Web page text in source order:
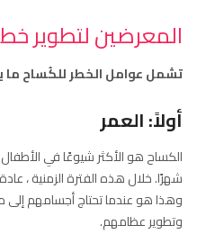
المعرضين لتطوير
تشمل عوامل الخطر للكُساح ما
أولاً: العمر
شهرًا. خلال هذه الفترة الزمنية ،
وهذا هو عندما تحتاج أجسامهم
وتطوير عظامهم.